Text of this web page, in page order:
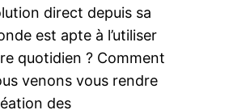
direct depuis sa
est apte à l’utiliser
quotidien ? Comment
venons vous rendre
des